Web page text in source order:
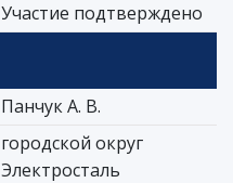
Участие подтверждено
Панчук А. В.
городской округ
Электросталь